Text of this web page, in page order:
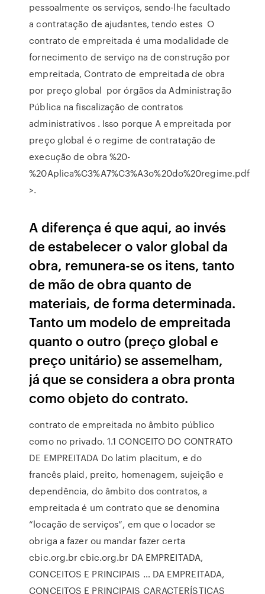
pessoalmente os serviços, sendo-lhe facultado
a contratação de ajudantes, tendo estes O
contrato de empreitada é uma modalidade de
fornecimento de serviço na de construção por
empreitada, Contrato de empreitada de obra
por preço global por órgãos da Administração
Pública na fiscalização de contratos
administrativos . Isso porque A empreitada por
preço global é o regime de contratação de
execução de obra %20-
%20Aplica%C3%A7%C3%A3o%20do%20regime.pdf
>.
A diferença é que aqui, ao invés
de estabelecer o valor global da
obra, remunera-se os itens, tanto
de mão de obra quanto de
materiais, de forma determinada.
Tanto um modelo de empreitada
quanto o outro (preço global e
preço unitário) se assemelham,
já que se considera a obra pronta
como objeto do contrato.
contrato de empreitada no âmbito público
como no privado. 1.1 CONCEITO DO CONTRATO
DE EMPREITADA Do latim placitum, e do
francês plaid, preito, homenagem, sujeição e
dependência, do âmbito dos contratos, a
empreitada é um contrato que se denomina
“locação de serviços”, em que o locador se
obriga a fazer ou mandar fazer certa
cbic.org.br cbic.org.br DA EMPREITADA,
CONCEITOS E PRINCIPAIS … DA EMPREITADA,
CONCEITOS E PRINCIPAIS CARACTERÍSTICAS